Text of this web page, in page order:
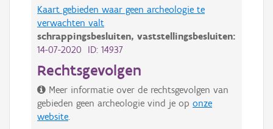
Kaart gebieden waar geen archeologie te
verwachten valt
schrappingsbesluiten, vaststellingsbesluiten:
14-07-2020 ID: 14937
Rechtsgevolgen
Meer informatie over de rechtsgevolgen van
gebieden geen archeologie vind je op onze
website.